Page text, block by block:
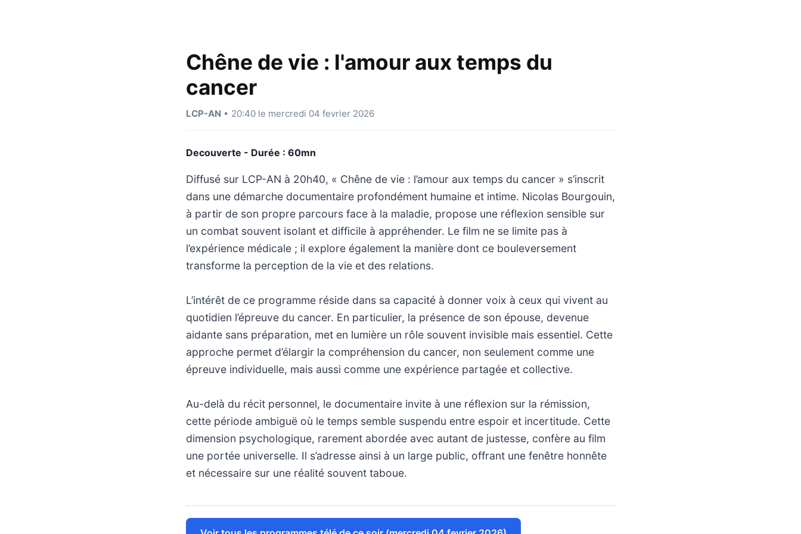
Chêne de vie : l'amour aux temps du
cancer
LCP-AN • 20:40 le mercredi 04 fevrier 2026
Decouverte - Durée : 60mn
Diffusé sur LCP-AN à 20h40, « Chêne de vie : l’amour aux temps du cancer » s’inscrit
dans une démarche documentaire profondément humaine et intime. Nicolas Bourgouin,
à partir de son propre parcours face à la maladie, propose une réflexion sensible sur
un combat souvent isolant et difficile à appréhender. Le film ne se limite pas à
l’expérience médicale ; il explore également la manière dont ce bouleversement
transforme la perception de la vie et des relations.
L’intérêt de ce programme réside dans sa capacité à donner voix à ceux qui vivent au
quotidien l’épreuve du cancer. En particulier, la présence de son épouse, devenue
aidante sans préparation, met en lumière un rôle souvent invisible mais essentiel. Cette
approche permet d’élargir la compréhension du cancer, non seulement comme une
épreuve individuelle, mais aussi comme une expérience partagée et collective.
Au-delà du récit personnel, le documentaire invite à une réflexion sur la rémission,
cette période ambiguë où le temps semble suspendu entre espoir et incertitude. Cette
dimension psychologique, rarement abordée avec autant de justesse, confère au film
une portée universelle. Il s’adresse ainsi à un large public, offrant une fenêtre honnête
et nécessaire sur une réalité souvent taboue.